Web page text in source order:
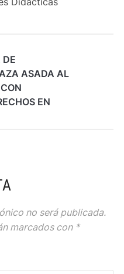
DE
ASADA AL
EN
no será publicada.
marcados con *